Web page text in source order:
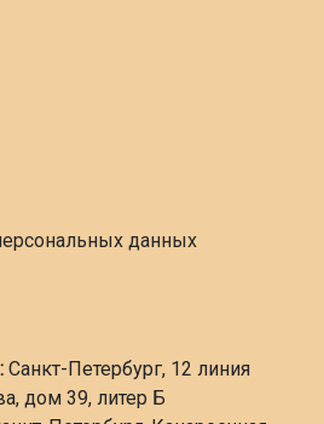
данных
Санкт-Петербург, 12 линия
дом 39, литер Б